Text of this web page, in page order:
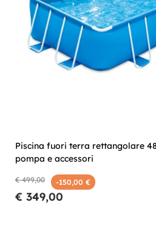
Piscina fuori terra rettangolare
pompa e accessori
€ 499,00 -150,00 €
€ 349,00